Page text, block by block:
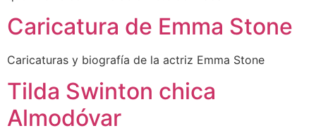
Caricatura de Emma Stone
Caricaturas y biografía de la actriz Emma Stone
Tilda Swinton chica
Almodóvar